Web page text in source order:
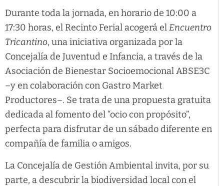
Durante toda la jornada, en horario de 10:00 a
17:30 horas, el Recinto Ferial acogerá elEncuentro
Tricantino, una iniciativa organizada por la
Concejalía de Juventud e Infancia, a través de la
Asociación de Bienestar Socioemocional ABSE3C
–y en colaboración con Gastro Market
Productores–. Se trata de una propuesta gratuita
dedicada al fomento del “ocio con propósito”,
perfecta para disfrutar de un sábado diferente en
compañía de familia o amigos.
La Concejalía de Gestión Ambiental invita, por su
parte, a descubrir la biodiversidad local con el